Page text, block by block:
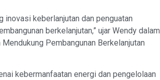
inovasi keberlanjutan dan penguatan
berkelanjutan,” ujar Wendy dalam
Pembangunan Berkelanjutan
kebermanfaatan energi dan pengelolaan